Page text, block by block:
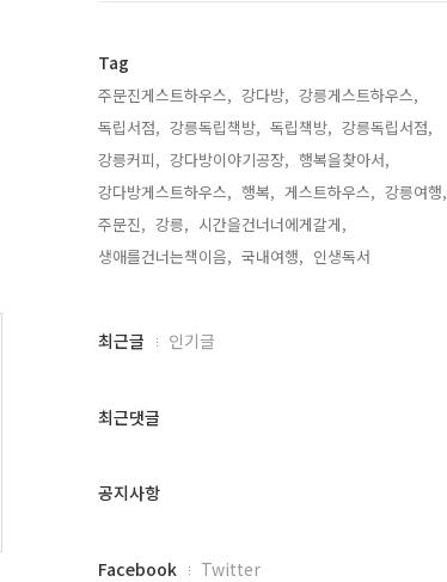
Tag
주문진게스트하우스, 강다방, 강릉게스트하우스,
독립서점, 강릉독립책방, 독립책방, 강릉독립서점,
강릉커피, 강다방이야기공장, 행복을찾아서,
강다방게스트하우스, 행복, 게스트하우스, 강릉여행,
주문진, 강릉, 시간을건너너에게갈게,
생애를건너는책이음, 국내여행, 인생독서,
최
과
글
최근글 인기글
최근댓글
공지사항
페
Facebook Twitter